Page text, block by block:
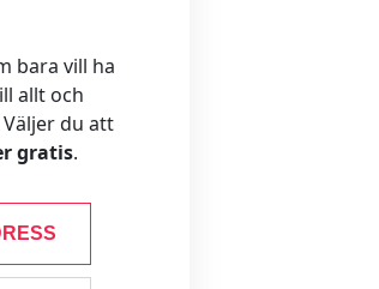
bara vill ha
allt och
du att
gratis.